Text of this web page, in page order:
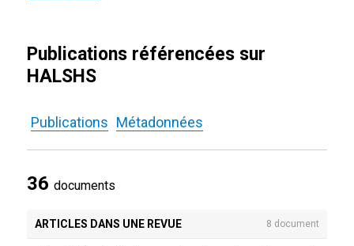
Publications référencées sur
HALSHS
Publications Métadonnées
36documents
ARTICLES DANS UNE REVUE 8 document